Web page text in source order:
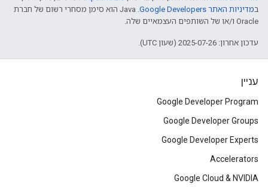
במדיניות האתר Google Developers‏
.‏ Java הוא סימן מסחרי רשום של חברת
Oracle ו/או של השותפים העצמאיים שלה.
עדכון אחרון: 2025-07-26 (שעון UTC).
עניין
Google Developer Program
Google Developer Groups
Google Developer Experts
Accelerators
Google Cloud & NVIDIA